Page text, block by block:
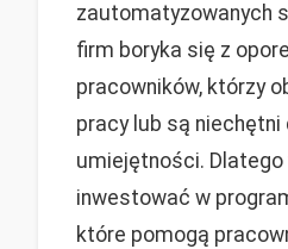
zautomatyzowanych
firm boryka się z
pracowników, którzy
pracy lub są niechętni
umiejętności. Dlatego
inwestować w
które pomogą